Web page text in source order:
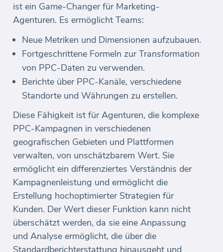
ist ein Game-Changer für Marketing-
Agenturen. Es ermöglicht Teams:
Neue Metriken und Dimensionen aufzubauen.
Fortgeschrittene Formeln zur Transformation
von PPC-Daten zu verwenden.
Berichte über PPC-Kanäle, verschiedene
Standorte und Währungen zu erstellen.
Diese Fähigkeit ist für Agenturen, die komplexe
PPC-Kampagnen in verschiedenen
geografischen Gebieten und Plattformen
verwalten, von unschätzbarem Wert. Sie
ermöglicht ein differenziertes Verständnis der
Kampagnenleistung und ermöglicht die
Erstellung hochoptimierter Strategien für
Kunden. Der Wert dieser Funktion kann nicht
überschätzt werden, da sie eine Anpassung
und Analyse ermöglicht, die über die
Standardberichterstattung hinausgeht und